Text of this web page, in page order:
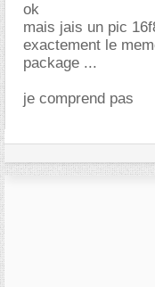
ok
mais jais un pic
exactement le
package ...
je comprend pas